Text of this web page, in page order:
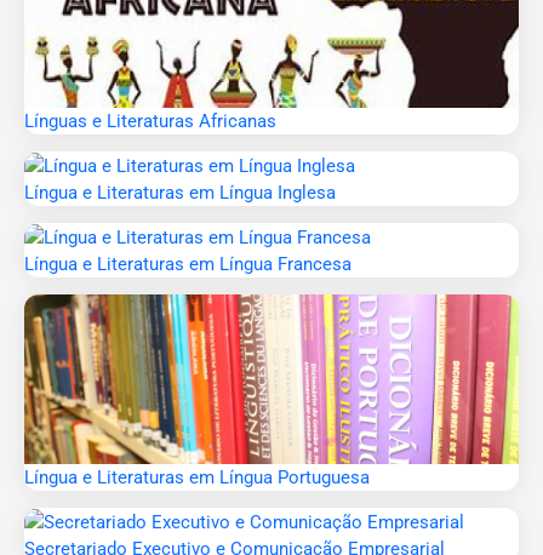
Línguas e Literaturas Africanas
Língua e Literaturas em Língua Inglesa
Língua e Literaturas em Língua Francesa
Língua e Literaturas em Língua Portuguesa
Secretariado Executivo e Comunicação Empresarial